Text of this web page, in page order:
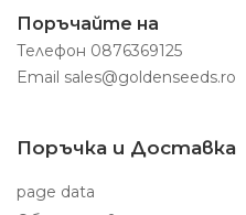
Поръчайте на
Телефон 0876369125
Email sales@goldenseeds.ro
Поръчка и Доставка
page data